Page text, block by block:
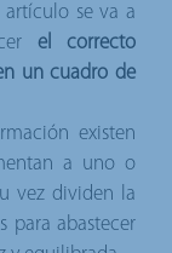
se va a
el correcto
un cuadro de
existen
a uno o
vez dividen la
para abastecer